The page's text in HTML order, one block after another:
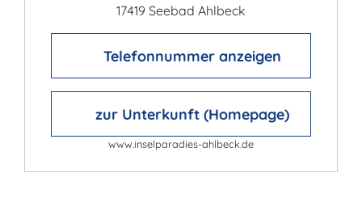
17419 Seebad Ahlbeck
Telefonnummer anzeigen
zur Unterkunft (Homepage)
www.inselparadies-ahlbeck.de